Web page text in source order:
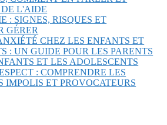
L'AIDE
: SIGNES, RISQUES ET
GÉRER
CHEZ LES ENFANTS ET
: UN GUIDE POUR LES PARENTS
ET LES ADOLESCENTS
: COMPRENDRE LES
IMPOLIS ET PROVOCATEURS